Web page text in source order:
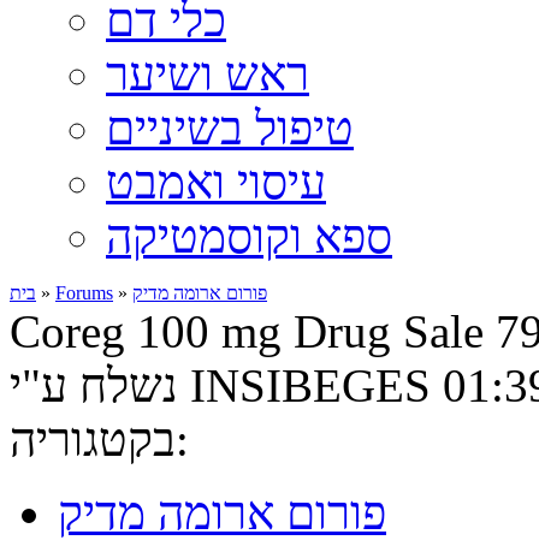
כלי דם
ראש ושיער
טיפול בשיניים
עיסוי ואמבט
ספא וקוסמטיקה
בית » Forums » פורום ארומה מדיק
Coreg 100 mg Drug Sale
בקטגוריה:
פורום ארומה מדיק